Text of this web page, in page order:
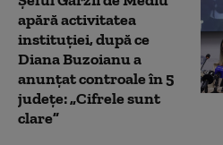
apără activitatea
instituției, după ce
Diana Buzoianu a
anunțat controale în 5
județe: „Cifrele sunt
clare”